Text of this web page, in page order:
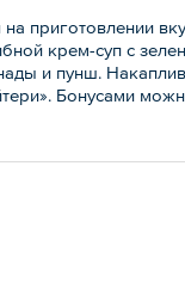
приготовлении
крем-суп с
и пунш.
Бонусами